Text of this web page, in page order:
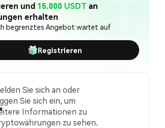
und 15.000 USDT an
erhalten
begrenztes Angebot wartet auf
Registrieren
Sie sich an oder
Sie sich ein, um
Informationen zu
zu sehen.